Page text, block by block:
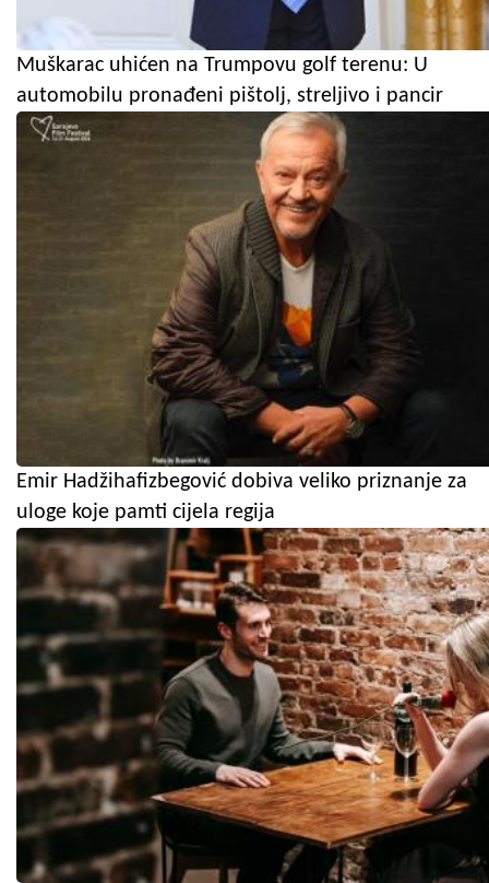
Muškarac uhićen na Trumpovu golf terenu: U
automobilu pronađeni pištolj, streljivo i pancir
Emir Hadžihafizbegović dobiva veliko priznanje za
uloge koje pamti cijela regija